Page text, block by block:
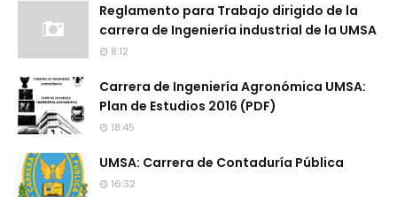
Reglamento para Trabajo dirigido de la
carrera de Ingeniería industrial de la UMSA
8:12
Carrera de Ingeniería Agronómica UMSA:
Plan de Estudios 2016 (PDF)
18:45
UMSA: Carrera de Contaduría Pública
16:32